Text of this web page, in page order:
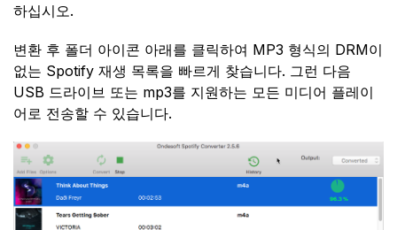
하십시오.
변환 후 폴더 아이콘 아래를 클릭하여 MP3 형식의 DRM이
없는 Spotify 재생 목록을 빠르게 찾습니다. 그런 다음
USB 드라이브 또는 mp3를 지원하는 모든 미디어 플레이
어로 전송할 수 있습니다.